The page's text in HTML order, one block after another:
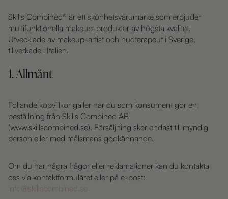
Skills Combined® är ett skönhetsvarumärke som erbjuder
multifunktionella makeup-produkter av högsta kvalitet.
Utvecklade av makeup-artist och hudterapeut i Sverige,
tillverkade i Italien.
1. Allmänt
Följande köpvillkor gäller när du som konsument gör en
beställning från Skills Combined AB
(www.skillscombined.se). Försäljning sker endast till myndig
person eller med målsmans godkännande.
Om du har några frågor eller reklamationer kan du kontakta
oss via kontaktformuläret eller på e-post:
info@skillscombined.se